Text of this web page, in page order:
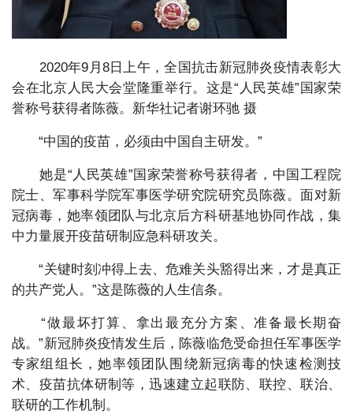
2020年9月8日上午，全国抗击新冠肺炎疫情表彰大
会在北京人民大会堂隆重举行。这是“人民英雄”国家荣
誉称号获得者陈薇。新华社记者谢环驰 摄
“中国的疫苗，必须由中国自主研发。”
她是“人民英雄”国家荣誉称号获得者，中国工程院
院士、军事科学院军事医学研究院研究员陈薇。面对新
冠病毒，她率领团队与北京后方科研基地协同作战，集
中力量展开疫苗研制应急科研攻关。
“关键时刻冲得上去、危难关头豁得出来，才是真正
的共产党人。”这是陈薇的人生信条。
“做最坏打算、拿出最充分方案、准备最长期奋
战。”新冠肺炎疫情发生后，陈薇临危受命担任军事医学
专家组组长，她率领团队围绕新冠病毒的快速检测技
术、疫苗抗体研制等，迅速建立起联防、联控、联治、
联研的工作机制。